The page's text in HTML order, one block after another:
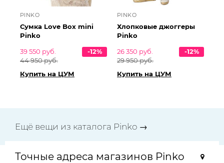
PINKO
Сумка Love Box mini
Pinko
39 550 руб.
44 950 руб.
-12%
Купить на ЦУМ
PINKO
Хлопковые джоггеры
Pinko
26 350 руб.
29 950 руб.
-12%
Купить на ЦУМ
Ещё вещи из каталога Pinko →
Точные адреса магазинов Pinko